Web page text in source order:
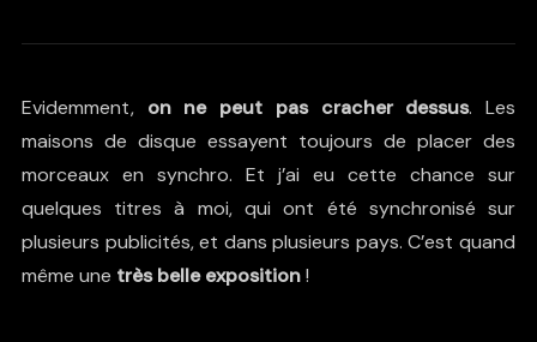
Evidemment, on ne peut pas cracher dessus. Les
maisons de disque essayent toujours de placer des
morceaux en synchro. Et j’ai eu cette chance sur
quelques titres à moi, qui ont été synchronisé sur
plusieurs publicités, et dans plusieurs pays. C’est quand
même une très belle exposition!